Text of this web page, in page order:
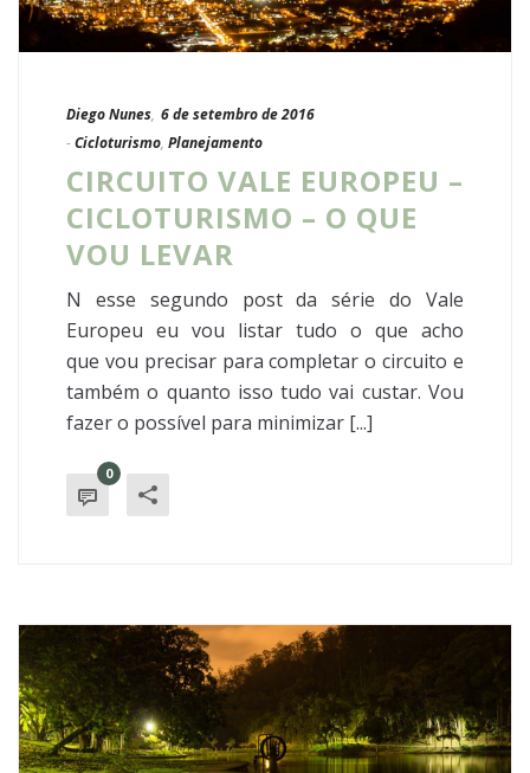
Diego Nunes, 6 de setembro de 2016
- Cicloturismo, Planejamento
CIRCUITO VALE EUROPEU –
CICLOTURISMO – O QUE
VOU LEVAR
N esse segundo post da série do Vale
Europeu eu vou listar tudo o que acho
que vou precisar para completar o circuito e
também o quanto isso tudo vai custar. Vou
fazer o possível para minimizar [...]
0